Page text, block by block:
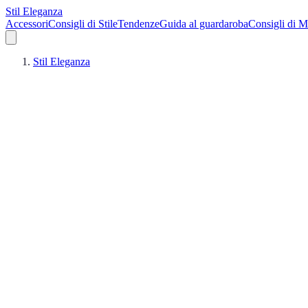
Stil Eleganza
AccessoriConsigli di StileTendenzeGuida al guardarobaConsigli di
Stil Eleganza